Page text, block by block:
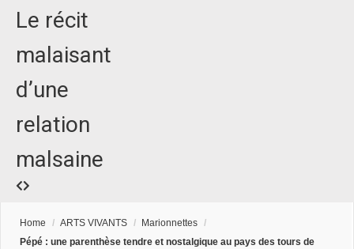
Le récit
malaisant
d’une
relation
malsaine
Home / ARTS VIVANTS / Marionnettes /
Pépé : une parenthèse tendre et nostalgique au pays des tours de